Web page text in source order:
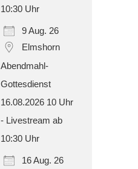
10:30 Uhr
9 Aug. 26
Elmshorn
Abendmahl-
Gottesdienst
16.08.2026 10 Uhr
- Livestream ab
10:30 Uhr
16 Aug. 26